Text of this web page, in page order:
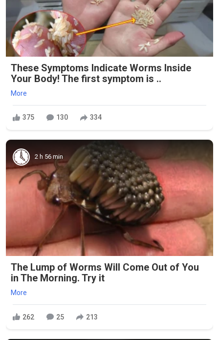
These Symptoms Indicate Worms Inside
Your Body! The first symptom is ..
More
375 130 334
2 h 56 min
The Lump of Worms Will Come Out of You
in The Morning. Try it
More
262 25 213